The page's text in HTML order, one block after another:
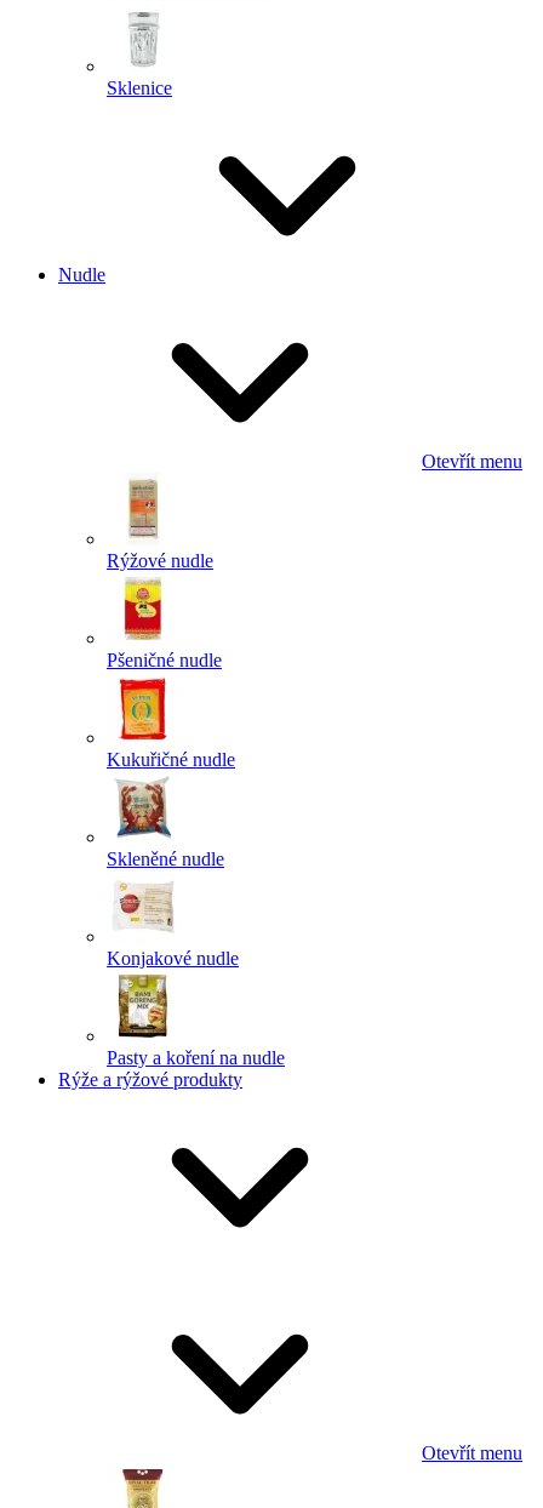
Sklenice
Nudle
Otevřít menu
Rýžové nudle
Pšeničné nudle
Kukuřičné nudle
Skleněné nudle
Konjakové nudle
Pasty a koření na nudle
Rýže a rýžové produkty
Otevřít menu